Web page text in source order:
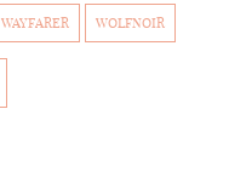
WAYFARER WOLFNOIR